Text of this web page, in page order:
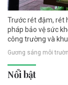
Trước rét đậm, rét
pháp bảo vệ sức
công trường và
Gương sáng môi
Nổi bật